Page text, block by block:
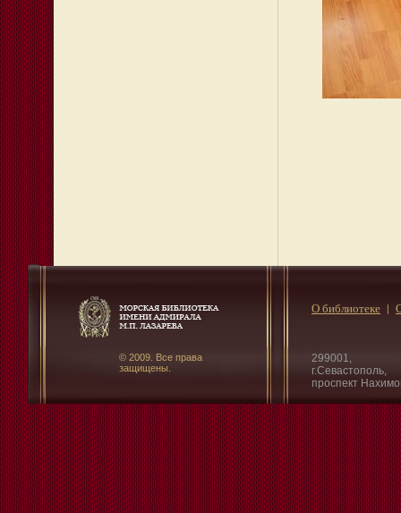
© 2009. Все права
защищены.
299001,
г.Севастополь,
проспект
О библиотеке